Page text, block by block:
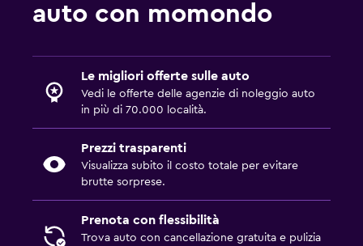
auto con momondo
Le migliori offerte sulle auto
Vedi le offerte delle agenzie di noleggio auto
in più di 70.000 località.
Prezzi trasparenti
Visualizza subito il costo totale per evitare
brutte sorprese.
Prenota con flessibilità
Trova auto con cancellazione gratuita e pulizia